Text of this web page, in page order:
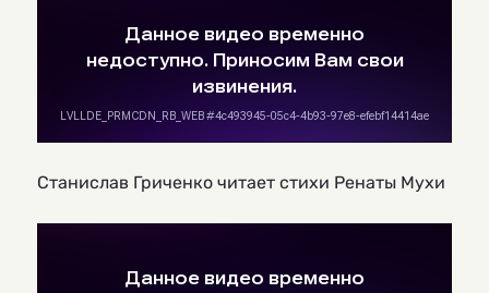
Станислав Гриченко читает стихи Ренаты Мухи